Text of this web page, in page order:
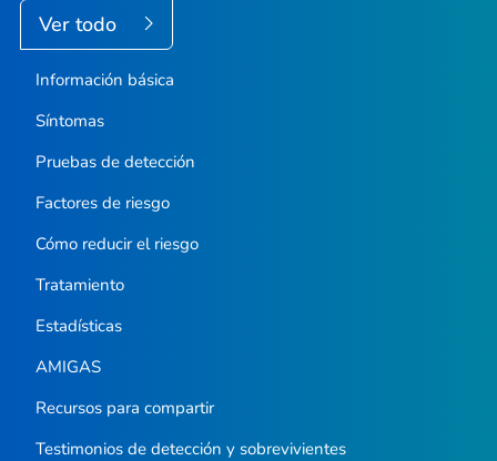
Ver todo
Información básica
Síntomas
Pruebas de detección
Factores de riesgo
Cómo reducir el riesgo
Tratamiento
Estadísticas
AMIGAS
Recursos para compartir
Testimonios de detección y sobrevivientes